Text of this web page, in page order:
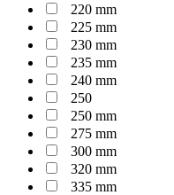
220 mm
225 mm
230 mm
235 mm
240 mm
250
250 mm
275 mm
300 mm
320 mm
335 mm